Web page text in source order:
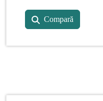
Compară